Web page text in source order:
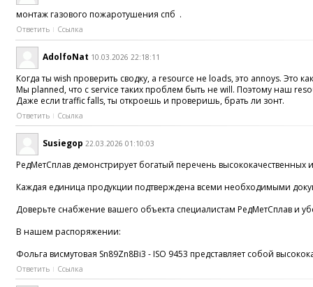
монтаж газового пожаротушения спб .
Ответить Ссылка
AdolfoNat 10.03.2026 22:18:11
Когда ты wish проверить сводку, а resource не loads, это annoys. Это
Мы planned, что с service таких проблем быть не will. Поэтому наш
Даже если traffic falls, ты откроешь и проверишь, брать ли зонт.
Ответить Ссылка
Susiegop 22.03.2026 01:10:03
РедМетСплав демонстрирует богатый перечень
Каждая единица продукции подтверждена всеми необходимыми
Доверьте снабжение вашего объекта специалистам РедМетСплав и
В нашем распоряжении:
Фольга висмутовая Sn89Zn8Bi3 - ISO 9453 представляет собой
Ответить Ссылка